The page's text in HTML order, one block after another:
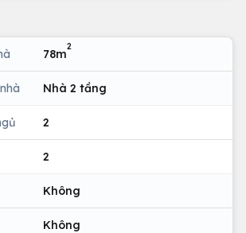
78m
2
Nhà 2 tầng
2
2
Không
Không